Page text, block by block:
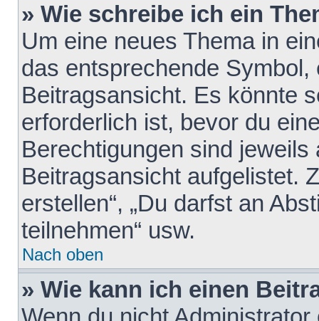
» Wie schreibe ich ein
Um eine neues Thema in
das entsprechende
Beitragsansicht. Es könnte
erforderlich ist, bevor du
Berechtigungen sind
Beitragsansicht aufgelistet.
erstellen“, „Du darfst an
teilnehmen“ usw.
Nach oben
» Wie kann ich einen